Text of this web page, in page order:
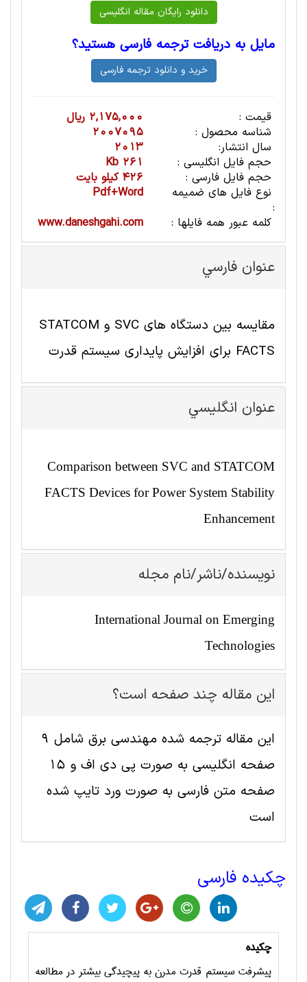
مایل به دریافت ترجمه فارسی هستید؟
قیمت :
2,175,000 ریال
شناسه محصول :
2007095
سال انتشار:
2013
حجم فایل انگلیسی :
261 Kb
حجم فایل فارسی :
426 کیلو بایت
نوع فایل های ضمیمه
:
Pdf+Word
کلمه عبور همه فایلها :
www.daneshgahi.com
عنوان فارسي
مقایسه بین دستگاه های SVC و STATCOM
FACTS برای افزایش پایداری سیستم قدرت
عنوان انگليسي
Comparison between SVC and STATCOM
FACTS Devices for Power System Stability
Enhancement
نویسنده/ناشر/نام مجله
International Journal on Emerging
Technologies
این مقاله چند صفحه است؟
این مقاله ترجمه شده مهندسی برق شامل 9
صفحه انگلیسی به صورت پی دی اف و 15
صفحه متن فارسی به صورت ورد تایپ شده
است
چکیده فارسی
چکیده
پیشرفت سیستم قدرت مدرن به پیچیدگی بیشتر در مطالعه